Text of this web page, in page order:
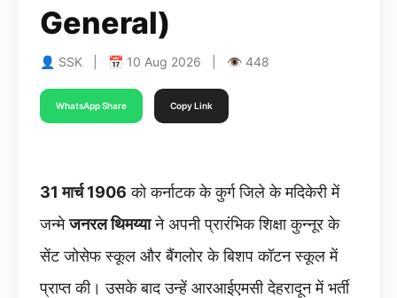
General)
👤 SSK | 📅 10 Aug 2026 | 👁 448
WhatsApp Share Copy Link
31 मार्च 1906 को कर्नाटक के कुर्ग जिले के मदिकेरी में
जन्मेजनरल थिमय्याने अपनी प्रारंभिक शिक्षा कुन्नूर के
सेंट जोसेफ स्कूल और बैंगलोर के बिशप कॉटन स्कूल में
प्राप्त की। उसके बाद उन्हें आरआईएमसी देहरादून में भर्ती